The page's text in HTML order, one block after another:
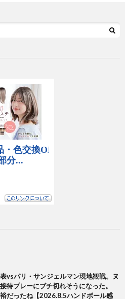
vsパリ・サンジェルマン現地観戦。ヌ
待プレーにブチ切れそうになった。
だったね【2026.8.5ハンドボール感